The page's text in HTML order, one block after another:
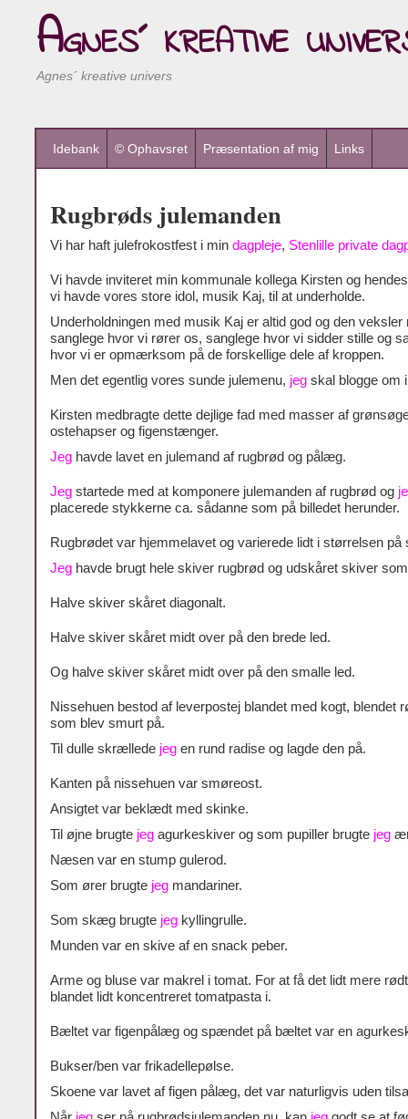
Agnes´ kreative
Agnes´ kreative univers
Idebank © Ophavsret Præsentation af mig Links
Rugbrøds julemanden
Vi har haft julefrokostfest i min dagpleje, Stenlille private
Vi havde inviteret min kommunale kollega Kirsten og
vi havde vores store idol, musik Kaj, til at underholde.
Underholdningen med musik Kaj er altid god og den veksler
sanglege hvor vi rører os, sanglege hvor vi sidder stille og
hvor vi er opmærksom på de forskellige dele af kroppen.
Men det egentlig vores sunde julemenu, jeg skal blogge om
Kirsten medbragte dette dejlige fad med masser af
ostehapser og figenstænger.
Jeg havde lavet en julemand af rugbrød og pålæg.
Jeg startede med at komponere julemanden af rugbrød og
placerede stykkerne ca. sådanne som på billedet herunder.
Rugbrødet var hjemmelavet og varierede lidt i størrelsen på
Jeg havde brugt hele skiver rugbrød og udskåret skiver
Halve skiver skåret diagonalt.
Halve skiver skåret midt over på den brede led.
Og halve skiver skåret midt over på den smalle led.
Nissehuen bestod af leverpostej blandet med kogt, blendet
som blev smurt på.
Til dulle skrællede jeg en rund radise og lagde den på.
Kanten på nissehuen var smøreost.
Ansigtet var beklædt med skinke.
Til øjne brugte jeg agurkeskiver og som pupiller brugte jeg
Næsen var en stump gulerod.
Som ører brugte jeg mandariner.
Som skæg brugte jeg kyllingrulle.
Munden var en skive af en snack peber.
Arme og bluse var makrel i tomat. For at få det lidt mere
blandet lidt koncentreret tomatpasta i.
Bæltet var figenpålæg og spændet på bæltet var en
Bukser/ben var frikadellepølse.
Skoene var lavet af figen pålæg, det var naturligvis uden